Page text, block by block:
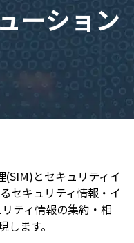
ーション
(SIM)とセキュリティイ
セキュリティ情報・イ
ティ情報の集約・相
ます。